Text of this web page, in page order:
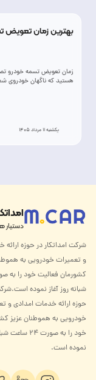
بهترین زمان تعویض
زمان تعویض تسمه خودرو
هستید که ناگهان خودروی
یکشنبه 11 مرداد 1405
دستیار
شرکت امداتکار در حوزه
و تعمیرات خودرویی به
شبانه روز آغاز نموده
حوزه ارائه خدمات امدادی و
خودرویی به هموطنان عزیز
خود را به صورت
نموده است.